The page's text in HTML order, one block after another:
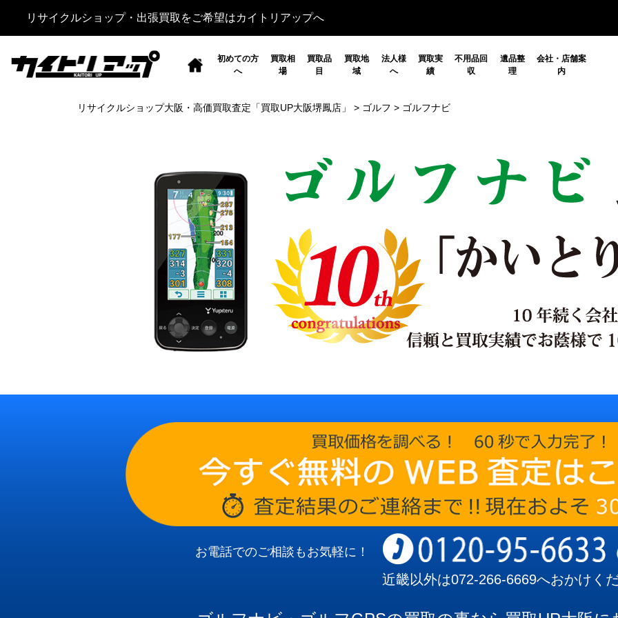
リサイクルショップ・出張買取をご希望はカイトリアップへ
初めての方
へ
買取相
場
買取品
目
買取地
域
法人様
へ
買取実
績
不用品回
収
遺品整
理
会社・店舗案
内
リサイクルショップ大阪・高価買取査定「買取UP大阪堺鳳店」 > ゴルフ > ゴルフナビ
お電話でのご相談もお気軽に！
近畿以外は072-266-6669へおかけく